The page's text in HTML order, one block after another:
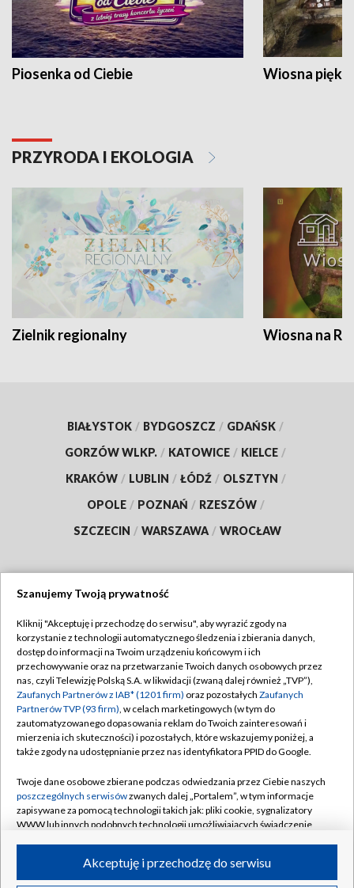
Piosenka od Ciebie Wiosna
PRZYRODA I EKOLOGIA
Zielnik regionalny Wiosna na
BIAŁYSTOK / BYDGOSZCZ / GDAŃSK /
GORZÓW WLKP. / KATOWICE / KIELCE /
KRAKÓW / LUBLIN / ŁÓDŹ / OLSZTYN /
OPOLE / POZNAŃ / RZESZÓW /
SZCZECIN / WARSZAWA / WROCŁAW
TVP
Abonament TVP
Emisja w TVP
Centrum informacji TVP
Naziemna Telewizja Cyfrowa
Rada Programowa
System NOS
Informacje o nadawcy
Program dla prasy
Regulamin TVP
Polityka prywatności
Moje zgody
Pomoc
Kontakt
Kanały
Szanujemy Twoją prywatność
Kliknij "Akceptuję i przechodzę do serwisu", aby wyrazić zgody na
korzystanie z technologii automatycznego śledzenia i zbierania danych,
dostęp do informacji na Twoim urządzeniu końcowym i ich
przechowywanie oraz na przetwarzanie Twoich danych osobowych przez
nas, czyli Telewizję Polską S.A. w likwidacji (zwaną dalej również „TVP”),
Zaufanych Partnerów z IAB* (1201 firm) oraz pozostałych Zaufanych
Partnerów TVP (93 firm), w celach marketingowych (w tym do
zautomatyzowanego dopasowania reklam do Twoich zainteresowań i
mierzenia ich skuteczności) i pozostałych, które wskazujemy poniżej, a
także zgody na udostępnianie przez nas identyfikatora PPID do Google.
Twoje dane osobowe zbierane podczas odwiedzania przez Ciebie naszych
poszczególnych serwisówzwanych dalej „Portalem”, w tym informacje
zapisywane za pomocą technologii takich jak: pliki cookie, sygnalizatory
WWW lub innych podobnych technologii umożliwiających świadczenie
ruchu w Internecie.Akceptuję i przechodzę do serwisu